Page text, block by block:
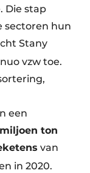
Die stap
sectoren hun
Stany
vzw toe.
een
ton
van
in 2020.